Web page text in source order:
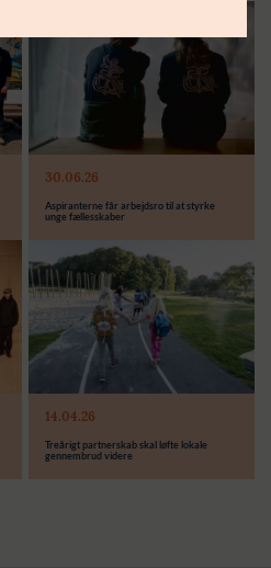
30.06.26
Aspiranterne får arbejdsro til at styrke
unge fællesskaber
Modtager:
Støttebeløb i alt:
14.04.26
Treårigt partnerskab skal løfte lokale
gennembrud videre
Modtager:
Støttebeløb i alt: